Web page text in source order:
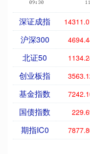
深证成指
沪深300
北证50
创业板指
基金指数
国债指数
期指IC0